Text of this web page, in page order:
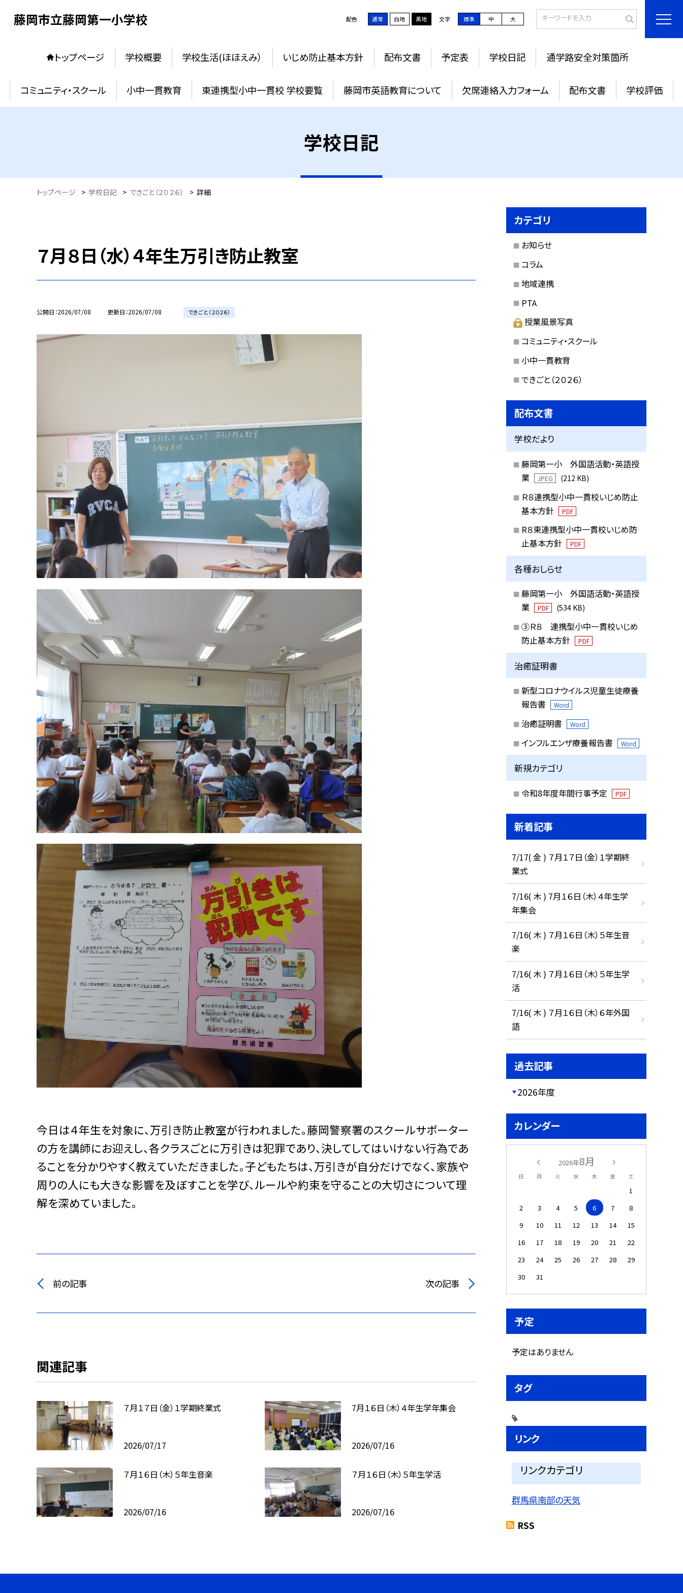
藤岡市立藤岡第一小学校 配色 通常 白地 黒地 文字 標準 中 大
トップページ 学校概要 学校生活(ほほえみ） いじめ防止基本方針 配布文書 予定表 学校日記 通学路安全対策箇所
コミュニティ・スクール 小中一貫教育 東連携型小中一貫校 学校要覧 藤岡市英語教育について 欠席連絡入力フォーム 配布文書 学校評価
学校日記
トップページ > 学校日記 > できごと（２０２６） > 詳細
７月８日（水）４年生万引き防止教室
公開日 2026/07/08 更新日 2026/07/08 できごと（２０２６）
今日は４年生を対象に、万引き防止教室が行われました。藤岡警察署のスクールサポーター
の方を講師にお迎えし、各クラスごとに万引きは犯罪であり、決してしてはいけない行為であ
ることを分かりやすく教えていただきました。子どもたちは、万引きが自分だけでなく、家族や
周りの人にも大きな影響を及ぼすことを学び、ルールや約束を守ることの大切さについて理
解を深めていました。
前の記事 次の記事
関連記事
７月１７日（金）１学期終業式
2026/07/17
7月１６日（木）４年生学年集会
2026/07/16
７月１６日（木）５年生音楽
2026/07/16
７月１６日（木）５年生学活
2026/07/16
カテゴリ
お知らせ
コラム
地域連携
PTA
授業風景写真
コミュニティ・スクール
小中一貫教育
できごと（２０２６）
配布文書
学校だより
藤岡第一小 外国語活動・英語授
業
JPEG (212 KB)
Ｒ８連携型小中一貫校いじめ防止
基本方針
PDF
R８東連携型小中一貫校いじめ防
止基本方針
PDF
各種おしらせ
藤岡第一小 外国語活動・英語授
業
PDF (534 KB)
③Ｒ８ 連携型小中一貫校いじめ
防止基本方針
PDF
治癒証明書
新型コロナウイルス児童生徒療養
報告書
Word
治癒証明書 Word
インフルエンザ療養報告書 Word
新規カテゴリ
令和8年度年間行事予定 PDF
新着記事
7/17( 金 ) ７月１７日（金）１学期終
業式
7/16( 木 ) 7月１６日（木）４年生学
年集会
7/16( 木 ) ７月１６日（木）５年生音
楽
7/16( 木 ) ７月１６日（木）５年生学
活
7/16( 木 ) ７月１６日（木）６年外国
語
過去記事
2026年度
カレンダー
2026年8月
日 月 火 水 木 金 土
1
2
3 4 5 6 7
8
9
10 11 12 13 14
15
16
17 18 19 20 21
22
23
24 25 26 27 28
29
30
31
予定
予定はありません
タグ
リンク
リンクカテゴリ
群馬県南部の天気
RSS